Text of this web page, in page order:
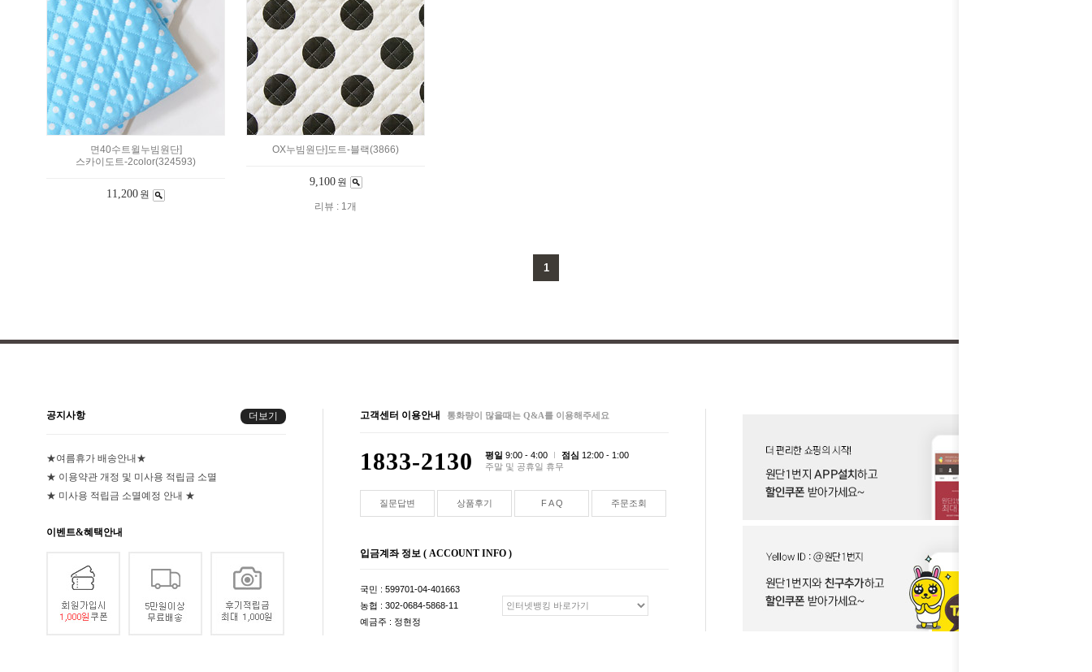
면40수트윌누빔원단]
스카이도트-2color(324593)
11,200 원
OX누빔원단]도트-블랙(3866)
9,100 원
리뷰 : 1개
1
공지사항 더보기
★여름휴가 배송안내★
★ 이용약관 개정 및 미사용 적립금 소멸
★ 미사용 적립금 소멸예정 안내 ★
이벤트&혜택안내
고객센터 이용안내 통화량이 많을때는 Q&A를 이용해주세요
1833-2130 평일 9:00 - 4:00 점심 12:00 - 1:00
주말 및 공휴일 휴무
질문답변 상품후기 F A Q 주문조회
입금계좌 정보 ( ACCOUNT INFO )
국민 : 599701-04-401663
농협 : 302-0684-5868-11
예금주 : 정현정